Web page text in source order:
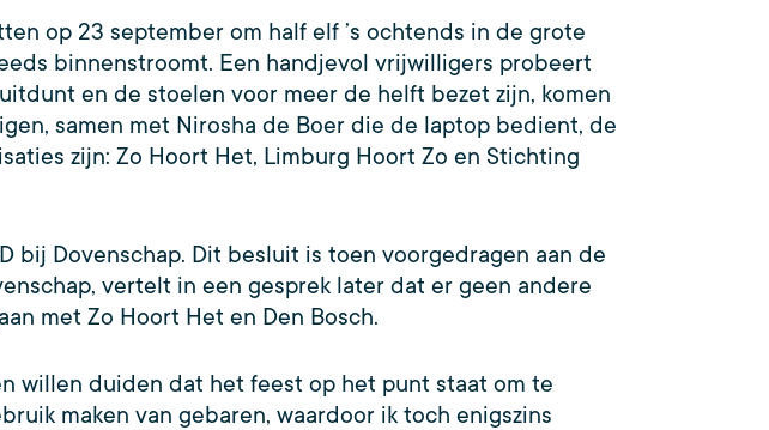
op 23 september om half elf ’s ochtends in de grote
binnenstroomt. Een handjevol vrijwilligers probeert
en de stoelen voor meer de helft bezet zijn, komen
samen met Nirosha de Boer die de laptop bedient, de
zijn: Zo Hoort Het, Limburg Hoort Zo en Stichting
bij Dovenschap. Dit besluit is toen voorgedragen aan de
vertelt in een gesprek later dat er geen andere
met Zo Hoort Het en Den Bosch.
willen duiden dat het feest op het punt staat om te
maken van gebaren, waardoor ik toch enigszins